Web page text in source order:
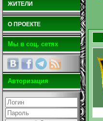
ЖИТЕЛИ
О ПРОЕКТЕ
Мы в соц. сетях
Авторизация